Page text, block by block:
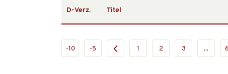
D-Verz. Titel
-10 -5 1 2 3 ...